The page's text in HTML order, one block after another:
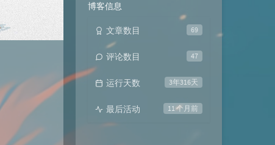
博客信息
69
文章数目
47
评论数目
3年316天
运行天数
11 个月前
最后活动